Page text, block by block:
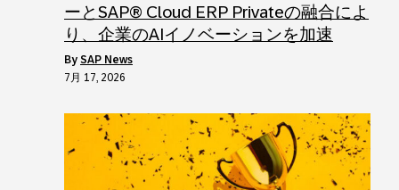
ーとSAP® Cloud ERP Privateの融合によ
り、企業のAIイノベーションを加速
by SAP News
7月 17, 2026